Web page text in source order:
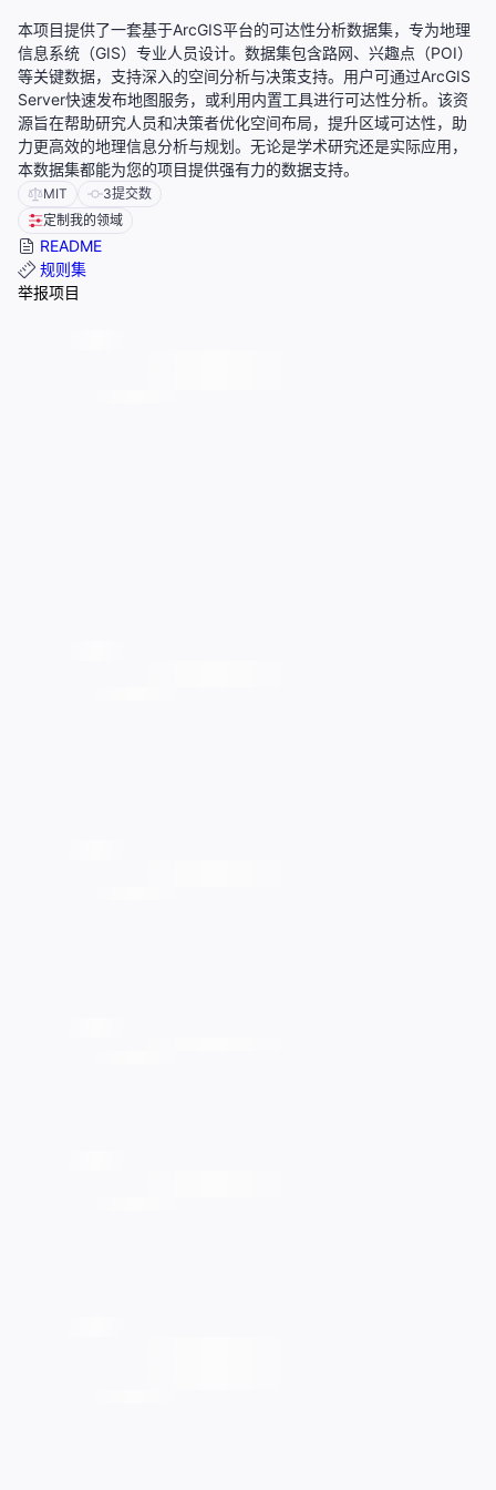
本项目提供了一套基于ArcGIS平台的可达性分析数据集，专为地理
信息系统（GIS）专业人员设计。数据集包含路网、兴趣点（POI）
等关键数据，支持深入的空间分析与决策支持。用户可通过ArcGIS
Server快速发布地图服务，或利用内置工具进行可达性分析。该资
源旨在帮助研究人员和决策者优化空间布局，提升区域可达性，助
力更高效的地理信息分析与规划。无论是学术研究还是实际应用，
本数据集都能为您的项目提供强有力的数据支持。
MIT 3提交数
定制我的领域
README
规则集
举报项目